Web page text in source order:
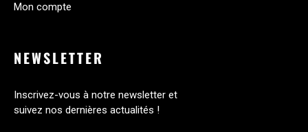
Mon compte
NEWSLETTER
Inscrivez-vous à notre newsletter et
suivez nos dernières actualités !